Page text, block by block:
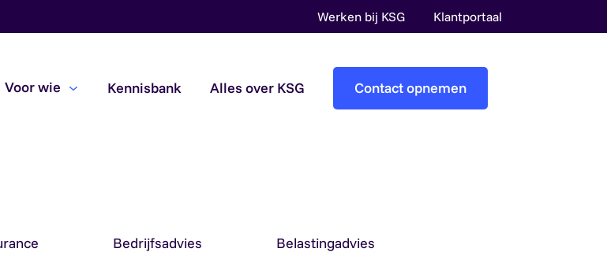
Werken bij KSG Klantportaal
Voor wie Kennisbank Alles over KSG Contact opnemen
Bedrijfsadvies Belastingadvies